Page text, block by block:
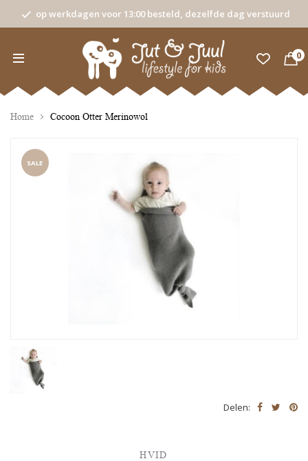
op werkdagen voor 13:00 besteld, dezelfde dag verstuurd
0
Home Cocoon Otter Merinowol
SALE
Delen:
HVID